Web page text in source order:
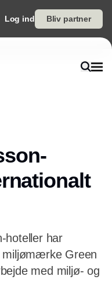
Log ind Bliv partner
hoteller har
miljømærke Green
med miljø- og